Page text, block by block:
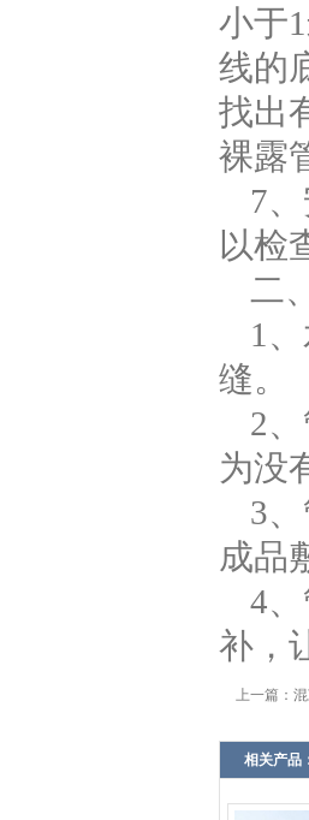
小于
线的
找出
裸露
7
以检
二
1
缝。
2
为没
3
成品
4
补，
上一篇：
相关产品